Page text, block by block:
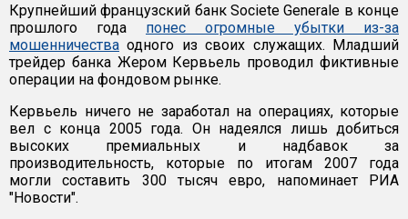
Крупнейший французский банк Societe Generale в конце
прошлого года понес огромные убытки из-за
мошенничества одного из своих служащих. Младший
трейдер банка Жером Кервьель проводил фиктивные
операции на фондовом рынке.
Кервьель ничего не заработал на операциях, которые
вел с конца 2005 года. Он надеялся лишь добиться
высоких премиальных и надбавок за
производительность, которые по итогам 2007 года
могли составить 300 тысяч евро, напоминает РИА
"Новости".